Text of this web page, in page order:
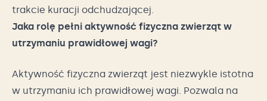
trakcie kuracji odchudzającej.
Jaka rolę pełni aktywność fizyczna zwierząt w
utrzymaniu prawidłowej wagi?
Aktywność fizyczna zwierząt jest niezwykle istotna
w utrzymaniu ich prawidłowej wagi. Pozwala na